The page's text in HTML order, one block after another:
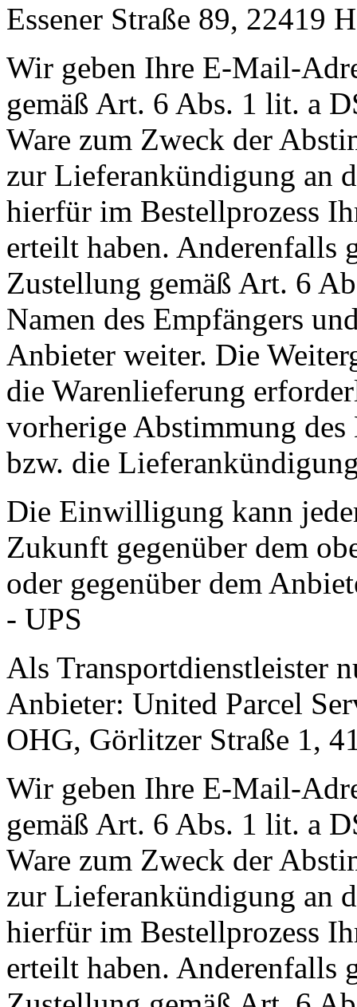
Essener Straße 89, 22419
Wir geben Ihre E-Mail-
gemäß Art. 6 Abs. 1 lit. a
Ware zum Zweck der
zur Lieferankündigung an
hierfür im Bestellprozess
erteilt haben. Anderenfalls
Zustellung gemäß Art. 6
Namen des Empfängers
Anbieter weiter. Die
die Warenlieferung
vorherige Abstimmung
bzw. die
Die Einwilligung kann
Zukunft gegenüber dem
oder gegenüber dem
- UPS
Als Transportdienstleister
Anbieter: United Parcel
OHG, Görlitzer Straße 1,
Wir geben Ihre E-Mail-
gemäß Art. 6 Abs. 1 lit. a
Ware zum Zweck der
zur Lieferankündigung an
hierfür im Bestellprozess
erteilt haben. Anderenfalls